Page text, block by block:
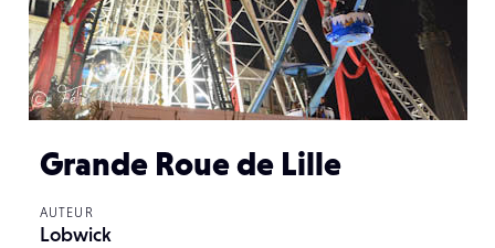
Grande Roue de Lille
AUTEUR
Lobwick